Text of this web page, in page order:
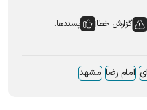
گزارش خطا
پسندها:
امام رضا مشهد